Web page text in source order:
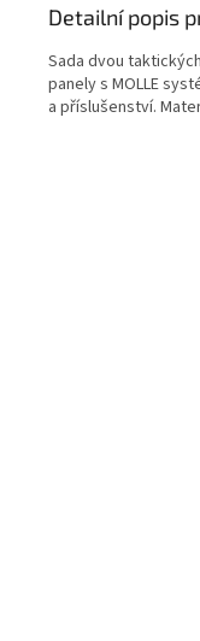
Detailní popis
Sada dvou
panely s MOLLE
a příslušenství.